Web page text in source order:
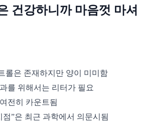
건강하니까 마음껏 마셔
롤은 존재하지만 양이 미미함
를 위해서는 리터가 필요
전히 카운트됨
점”은 최근 과학에서 의문시됨